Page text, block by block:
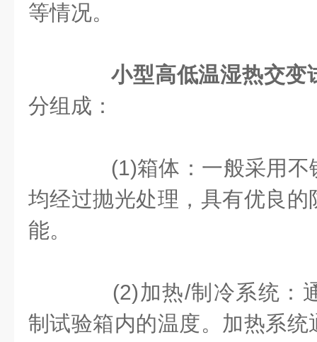
等情况。
小型高低温湿热交变
分组成：
(1)箱体：一般采用不
均经过抛光处理，具有优良
能。
(2)加热/制冷系统：
制试验箱内的温度。加热系